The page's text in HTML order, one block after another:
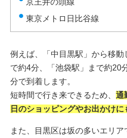
東京メトロ日比谷線
例えば、「中目黒駅」から移動
で約4分、「池袋駅」まで約20
分で到着します。
短時間で行き来できるため、 通
日のショッピングやお出かけに
また、目黒区は坂の多いエリ